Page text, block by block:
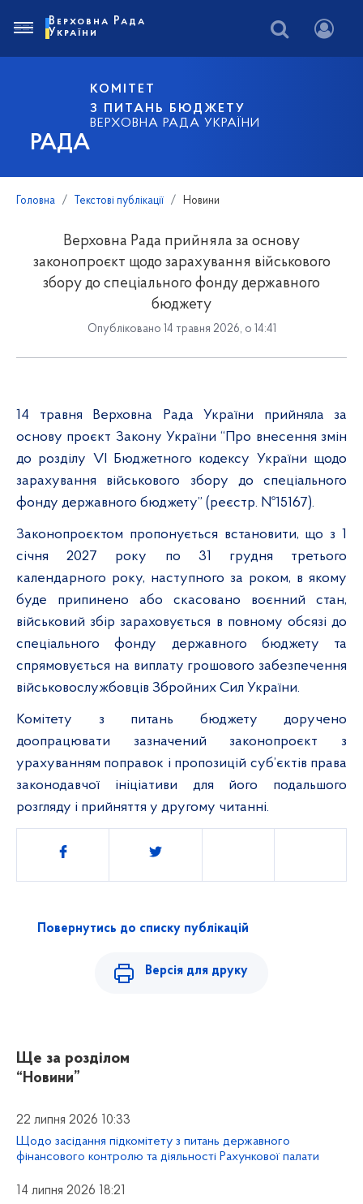
РАДА
КОМІТЕТ
З ПИТАНЬ БЮДЖЕТУ
ВЕРХОВНА РАДА УКРАЇНИ
Верховна Рада
України
Головна Текстові публікації Новини
Верховна Рада прийняла за основу
законопроєкт щодо зарахування військового
збору до спеціального фонду державного
бюджету
Опубліковано 14 травня 2026, о 14:41
14 травня Верховна Рада України прийняла за
основу проєкт Закону України “Про внесення змін
до розділу VI Бюджетного кодексу України щодо
зарахування військового збору до спеціального
фонду державного бюджету” (реєстр. №15167).
Законопроєктом пропонується встановити, що з 1
січня 2027 року по 31 грудня третього
календарного року, наступного за роком, в якому
буде припинено або скасовано воєнний стан,
військовий збір зараховується в повному обсязі до
спеціального фонду державного бюджету та
спрямовується на виплату грошового забезпечення
військовослужбовців Збройних Сил України.
Комітету з питань бюджету доручено
доопрацювати зазначений законопроєкт з
урахуванням поправок і пропозицій суб’єктів права
законодавчої ініціативи для його подальшого
розгляду і прийняття у другому читанні.
Поділитись
Повернутись до списку публікацій
Версія для друку
Ще за розділом
“Новини”
22 липня 2026 10:33
Щодо засідання підкомітету з питань державного
фінансового контролю та діяльності Рахункової палати
14 липня 2026 18:21